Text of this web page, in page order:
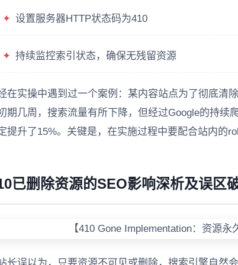
✦ 设置服务器HTTP状态码为410
✦ 持续监控索引状态，确保无残留资源
在实操中遇到过一个案例：某内容站点为了彻底清
期几周，搜索流量有所下降，但经过Google的持续
提升了15%。关键是，在实施过程中要配合站内的
已删除资源的SEO影响深析及误区